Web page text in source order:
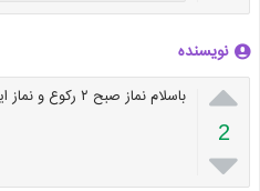
نویسنده

2

باسلام نماز صبح ۲ رکوع و نماز ایات ۱۰ رکوع داردمهیا غلامی